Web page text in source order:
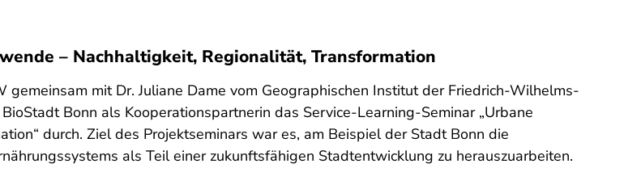
– Nachhaltigkeit, Regionalität, Transformation
mit Dr. Juliane Dame vom Geographischen Institut der Friedrich-Wilhelms-
Bonn als Kooperationspartnerin das Service-Learning-Seminar „Urbane
durch. Ziel des Projektseminars war es, am Beispiel der Stadt Bonn die
als Teil einer zukunftsfähigen Stadtentwicklung zu herauszuarbeiten.